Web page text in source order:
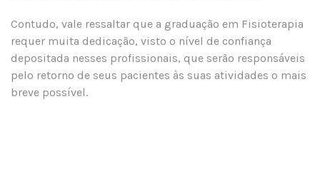
Contudo, vale ressaltar que a graduação em Fisioterapia
requer muita dedicação, visto o nível de confiança
depositada nesses profissionais, que serão responsáveis
pelo retorno de seus pacientes às suas atividades o mais
breve possível.